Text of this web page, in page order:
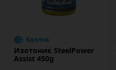
баллов
Изотоник SteelPower
Assist 450g